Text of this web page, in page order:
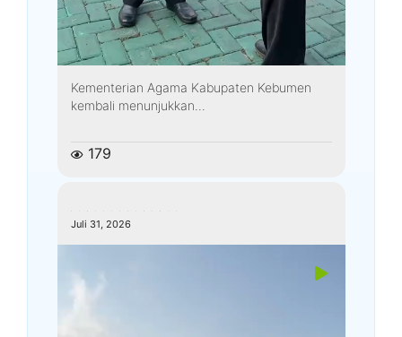
Kementerian Agama Kabupaten Kebumen
kembali menunjukkan...
179
Juli 31, 2026